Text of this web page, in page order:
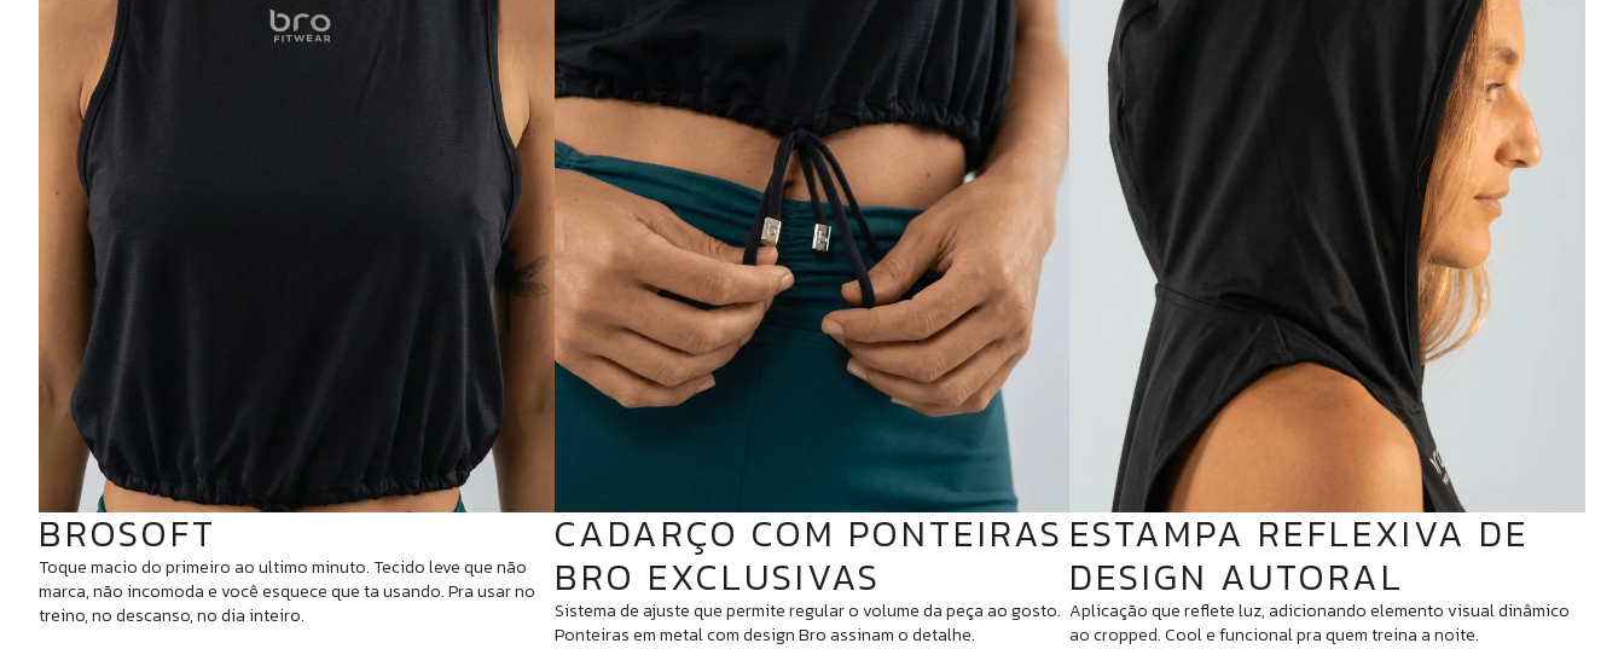
BROSOFT
Toque macio do primeiro ao ultimo minuto. Tecido leve que não
marca, não incomoda e você esquece que ta usando. Pra usar no
treino, no descanso, no dia inteiro.
CADARÇO COM PONTEIRAS
BRO EXCLUSIVAS
Sistema de ajuste que permite regular o volume da peça ao gosto.
Ponteiras em metal com design Bro assinam o detalhe.
ESTAMPA REFLEXIVA DE
DESIGN AUTORAL
Aplicação que reflete luz, adicionando elemento visual dinâmico
ao cropped. Cool e funcional pra quem treina a noite.